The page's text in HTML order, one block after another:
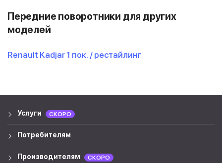
Передние поворотники для других
моделей
Renault Kadjar 1 пок. / рестайлинг
Услуги СКОРО
Потребителям
Производителям СКОРО